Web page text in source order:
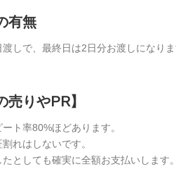
有無
しで、最終日は2日分お渡しになりま
売りやPR】
ト率80%ほどあります。
れはしないです。
としても確実に全額お支払いします。